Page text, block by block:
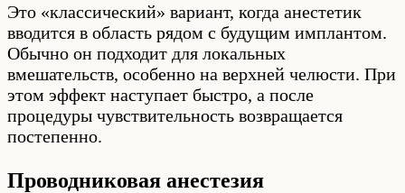
Это «классический» вариант, когда анестетик
вводится в область рядом с будущим имплантом.
Обычно он подходит для локальных
вмешательств, особенно на верхней челюсти. При
этом эффект наступает быстро, а после
процедуры чувствительность возвращается
постепенно.
Проводниковая анестезия